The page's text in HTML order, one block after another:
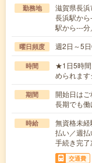
勤務地
滋賀県長浜
長浜駅か
駅から---
曜日頻度 週2日～5
時間
★1日5時間
められま
期間
開始日は
長期でも働
時給
無資格未
払い／週
手続き完了
交通費